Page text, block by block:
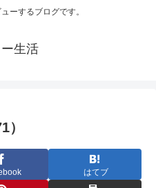
ーするブログです。
生活
）
はてブ